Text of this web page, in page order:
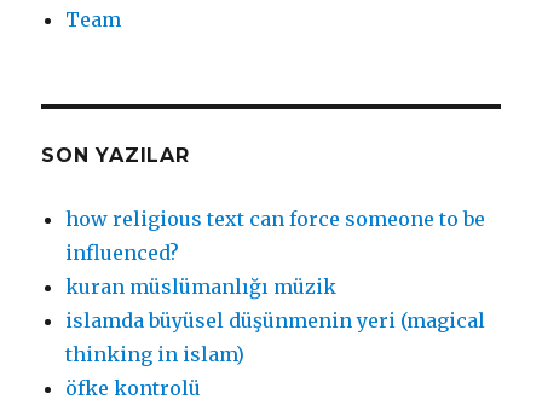
Team
SON YAZILAR
how religious text can force someone to be
influenced?
kuran müslümanlığı müzik
islamda büyüsel düşünmenin yeri (magical
thinking in islam)
öfke kontrolü